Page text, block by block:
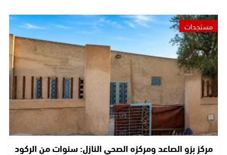
مستجدات
مركز بزو الصاعد ومركزه الصحي النازل: سنوات من الركود